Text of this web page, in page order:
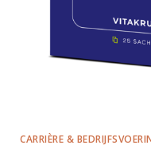
CARRIÈRE &